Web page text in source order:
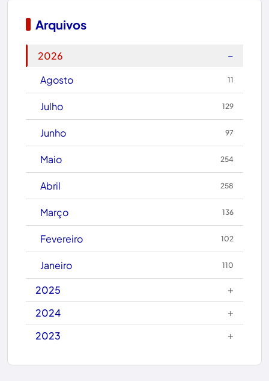
Boquira
Brumado
Caculé
Caetanos
Caetité
Candiba
Cândido Sales
Caraíbas
Carinhanha
Caturama
Chapada Diamantina
Condeúba
Arquivos
2026
−
Agosto
11
Julho 129
Junho 97
Maio 254
Abril 258
Março 136
Fevereiro 102
Janeiro 110
2025
+
2024
+
2023
+